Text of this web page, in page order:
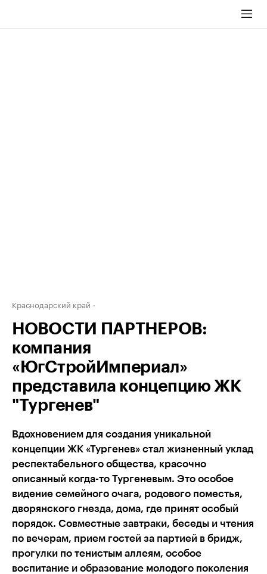
Краснодарский край
НОВОСТИ ПАРТНЕРОВ:
компания
«ЮгСтройИмпериал»
представила концепцию ЖК
"Тургенев"
Вдохновением для создания уникальной
концепции ЖК «Тургенев» стал жизненный уклад
респектабельного общества, красочно
описанный когда-то Тургеневым. Это особое
видение семейного очага, родового поместья,
дворянского гнезда, дома, где принят особый
порядок. Совместные завтраки, беседы и чтения
по вечерам, прием гостей за партией в бридж,
прогулки по тенистым аллеям, особое
воспитание и образование молодого поколения